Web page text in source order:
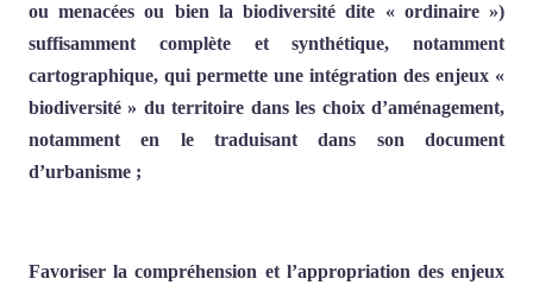
ou menacées ou bien la biodiversité dite « ordinaire »)
suffisamment complète et synthétique, notamment
cartographique, qui permette une intégration des enjeux «
biodiversité » du territoire dans les choix d’aménagement,
notamment en le traduisant dans son document
d’urbanisme ;
Favoriser la compréhension et l’appropriation des enjeux